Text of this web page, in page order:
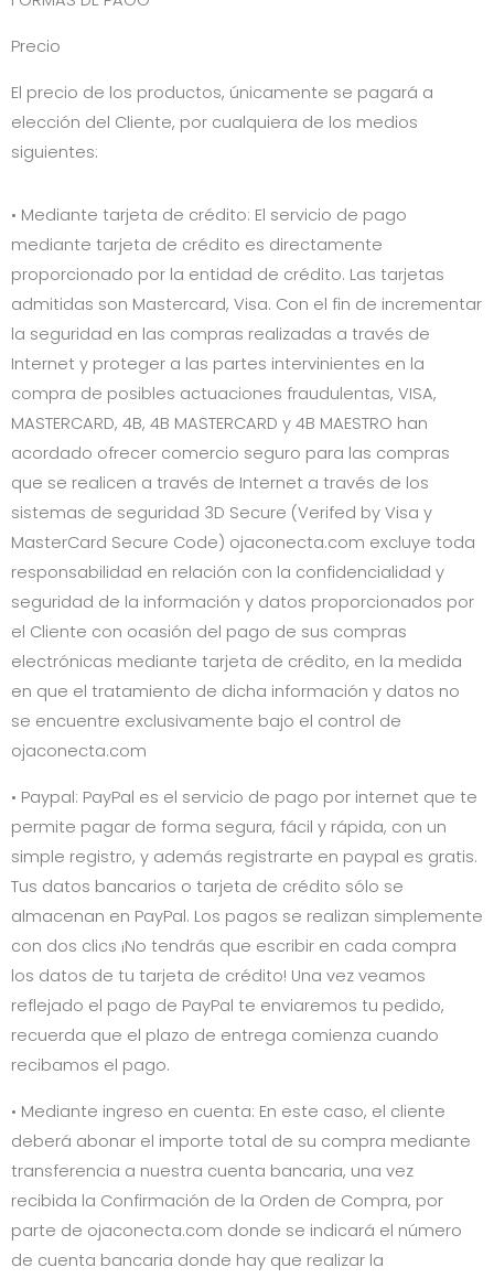
Precio
El precio de los productos, únicamente se pagará a
elección del Cliente, por cualquiera de los medios
siguientes:
• Mediante tarjeta de crédito: El servicio de pago
mediante tarjeta de crédito es directamente
proporcionado por la entidad de crédito. Las tarjetas
admitidas son Mastercard, Visa. Con el fin de incrementar
la seguridad en las compras realizadas a través de
Internet y proteger a las partes intervinientes en la
compra de posibles actuaciones fraudulentas, VISA,
MASTERCARD, 4B, 4B MASTERCARD y 4B MAESTRO han
acordado ofrecer comercio seguro para las compras
que se realicen a través de Internet a través de los
sistemas de seguridad 3D Secure (Verifed by Visa y
MasterCard Secure Code) ojaconecta.com excluye toda
responsabilidad en relación con la confidencialidad y
seguridad de la información y datos proporcionados por
el Cliente con ocasión del pago de sus compras
electrónicas mediante tarjeta de crédito, en la medida
en que el tratamiento de dicha información y datos no
se encuentre exclusivamente bajo el control de
ojaconecta.com
• Paypal: PayPal es el servicio de pago por internet que te
permite pagar de forma segura, fácil y rápida, con un
simple registro, y además registrarte en paypal es gratis.
Tus datos bancarios o tarjeta de crédito sólo se
almacenan en PayPal. Los pagos se realizan simplemente
con dos clics ¡No tendrás que escribir en cada compra
los datos de tu tarjeta de crédito! Una vez veamos
reflejado el pago de PayPal te enviaremos tu pedido,
recuerda que el plazo de entrega comienza cuando
recibamos el pago.
• Mediante ingreso en cuenta: En este caso, el cliente
deberá abonar el importe total de su compra mediante
transferencia a nuestra cuenta bancaria, una vez
recibida la Confirmación de la Orden de Compra, por
parte de ojaconecta.com donde se indicará el número
de cuenta bancaria donde hay que realizar la